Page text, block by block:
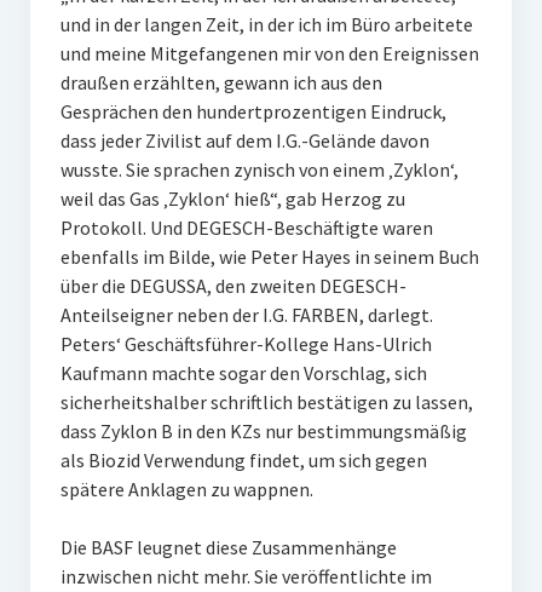
und in der langen Zeit, in der ich im Büro arbeitete
und meine Mitgefangenen mir von den Ereignissen
draußen erzählten, gewann ich aus den
Gesprächen den hundertprozentigen Eindruck,
dass jeder Zivilist auf dem I.G.-Gelände davon
wusste. Sie sprachen zynisch von einem ‚Zyklon‘,
weil das Gas ‚Zyklon‘ hieß“, gab Herzog zu
Protokoll. Und DEGESCH-Beschäftigte waren
ebenfalls im Bilde, wie Peter Hayes in seinem Buch
über die DEGUSSA, den zweiten DEGESCH-
Anteilseigner neben der I.G. FARBEN, darlegt.
Peters‘ Geschäftsführer-Kollege Hans-Ulrich
Kaufmann machte sogar den Vorschlag, sich
sicherheitshalber schriftlich bestätigen zu lassen,
dass Zyklon B in den KZs nur bestimmungsmäßig
als Biozid Verwendung findet, um sich gegen
spätere Anklagen zu wappnen.
Die BASF leugnet diese Zusammenhänge
inzwischen nicht mehr. Sie veröffentlichte im